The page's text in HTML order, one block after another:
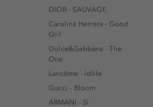
DIOR - SAUVAGE
Carolina Herrera - Good
Girl
Dolce&Gabbana - The
One
Lancôme - Idôle
Gucci - Bloom
ARMANI - Sì